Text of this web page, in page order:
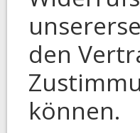
den
können.